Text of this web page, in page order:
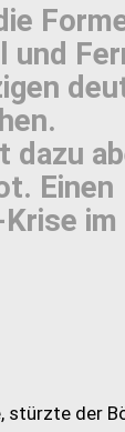
und
Einen
im
stürzte der